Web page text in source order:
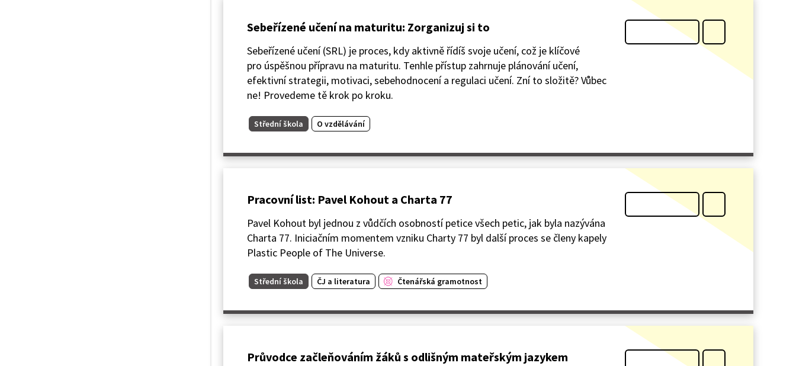
Sebeřízené učení na maturitu: Zorganizuj si to
Sebeřízené učení (SRL) je proces, kdy aktivně řídíš svoje učení, což je klíčové
pro úspěšnou přípravu na maturitu. Tenhle přístup zahrnuje plánování učení,
efektivní strategii, motivaci, sebehodnocení a regulaci učení. Zní to složitě? Vůbec
ne! Provedeme tě krok po kroku.
Střední škola O vzdělávání
Pracovní list: Pavel Kohout a Charta 77
Pavel Kohout byl jednou z vůdčích osobností petice všech petic, jak byla nazývána
Charta 77. Iniciačním momentem vzniku Charty 77 byl další proces se členy kapely
Plastic People of The Universe.
Střední škola ČJ a literatura Čtenářská gramotnost
Průvodce začleňováním žáků s odlišným mateřským jazykem